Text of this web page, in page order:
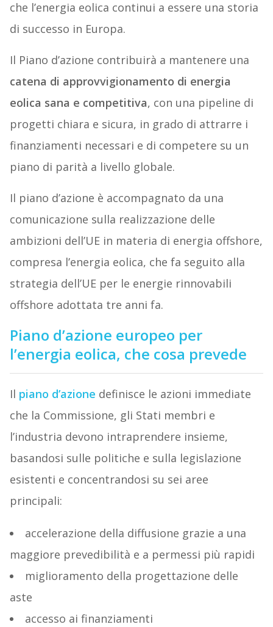
che l’energia eolica continui a essere una storia
di successo in Europa.
Il Piano d’azione contribuirà a mantenere una
catena di approvvigionamento di energia
eolica sana e competitiva, con una pipeline di
progetti chiara e sicura, in grado di attrarre i
finanziamenti necessari e di competere su un
piano di parità a livello globale.
Il piano d’azione è accompagnato da una
comunicazione sulla realizzazione delle
ambizioni dell’UE in materia di energia offshore,
compresa l’energia eolica, che fa seguito alla
strategia dell’UE per le energie rinnovabili
offshore adottata tre anni fa.
Piano d’azione europeo per
l’energia eolica, che cosa prevede
Il piano d’azione definisce le azioni immediate
che la Commissione, gli Stati membri e
l’industria devono intraprendere insieme,
basandosi sulle politiche e sulla legislazione
esistenti e concentrandosi su sei aree
principali:
accelerazione della diffusione grazie a una
maggiore prevedibilità e a permessi più rapidi
miglioramento della progettazione delle
aste
accesso ai finanziamenti